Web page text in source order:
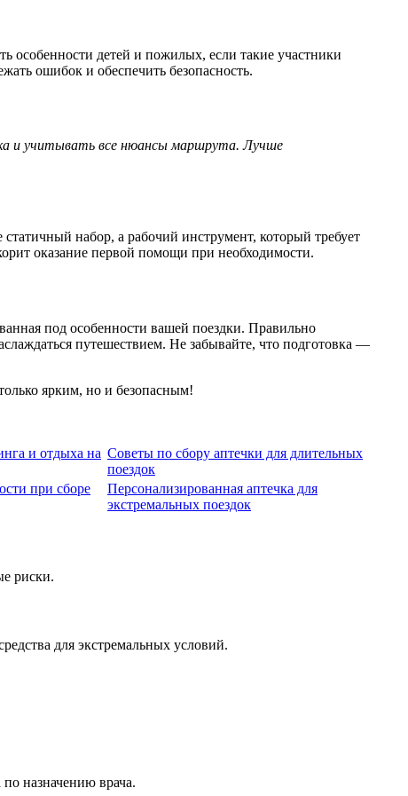
особенности детей и пожилых, если такие участники
ошибок и обеспечить безопасность.
и учитывать все нюансы маршрута. Лучше
набор, а рабочий инструмент, который требует
оказание первой помощи при необходимости.
под особенности вашей поездки. Правильно
путешествием. Не забывайте, что подготовка —
ярким, но и безопасным!
и отдыха на Советы по сбору аптечки для длительных
поездок
при сборе
Персонализированная аптечка для
экстремальных поездок
риски.
для экстремальных условий.
назначению врача.